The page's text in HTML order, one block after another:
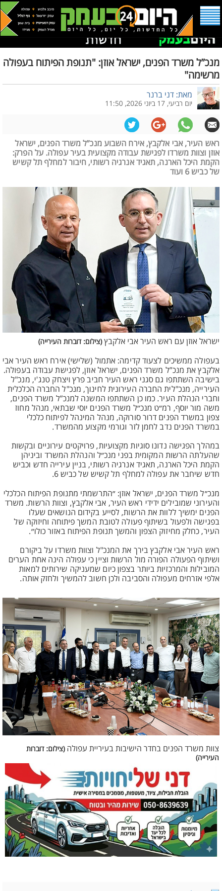
מנכ”ל משרד הפנים, ישראל אוזן: "תנופת הפיתוח בעפולה
מרשימה"
מאת: דני ברנר
יום רביעי, 17 ביוני 2026, 11:50
ראש העיר, אבי אלקבץ, אירח השבוע מנכ”ל משרד הפנים, ישראל
אוזן וצוות משרדו לפגישת עבודה מקצועית בעיר עפולה. על הפרק:
הקמת היכל הארנה, תאגיד אנרגיה רשותי, חיבור למחלף תל קשיש
של כביש 6 ועוד
ישראל אוזן עם ראש העיר אבי אלקבץ (צילום: דוברות העירייה)
בעפולה ממשיכים לצעוד קדימה: אתמול (שלישי) אירח ראש העיר אבי
אלקבץ את מנכ”ל משרד הפנים, ישראל אוזן, לפגישת עבודה בעפולה.
בישיבה השתתפו גם סגני ראש העיר חביב פרץ ויצחק טנג'י, מנכ"ל
העירייה, מנכ"לית החברה העירונית לחינוך, מנכ"ל החברה הכלכלית
וחברי הנהלת העיר. כמו כן השתתפו המשנה למנכ”ל משרד הפנים,
משה מור יוסף, רמ״ט מנכ״ל משרד הפנים יוסי שבתאי, מנהל מחוז
צפון במשרד הפנים דרור סורוקה, מנהל המינהל לפיתוח כלכלי
במשרד הפנים נדב לחמן לזר וגורמי מקצוע מהמשרד.
במהלך הפגישה נדונו סוגיות מקצועיות, פרויקטים עירוניים ובקשות
שהעלתה הרשות המקומית בפני מנכ״ל והנהלת המשרד וביניהן
הקמת היכל הארנה, תאגיד אנרגיה רשותי, בניין עירייה חדש וכביש
חדש שיחבר את עפולה למחלף תל קשיש של כביש 6.
מנכ״ל משרד הפנים, ישראל אוזן: ״התרשמתי מתנופת הפיתוח הכלכלי
והעירוני שמובילים ידידי ראש העיר, אבי אלקבץ, וצוות הרשות. משרד
הפנים ימשיך ללוות את הרשות, לסייע בקידום הנושאים שעלו
בפגישה ולפעול בשיתוף פעולה לטובת המשך פיתוחה וחיזוקה של
העיר, כחלק מחיזוק הצפון והמשך תנופת הפיתוח באזור כולו״.
ראש העיר אבי אלקבץ בירך את המנכ"ל וצוות משרדו על ביקורם
ושיתוף הפעולה הפורה מול הרשות וציין כי עפולה הינה אחת הערים
המובילות והמרכזיות ביותר בצפון כיום שמעניקה שירותים למאות
אלפי אזרחים מעפולה והסביבה ולכן חשוב להמשיך ולחזק אותה.
צוות משרד הפנים בחדר הישיבות בעיריית עפולה (צילום: דוברות
העירייה)